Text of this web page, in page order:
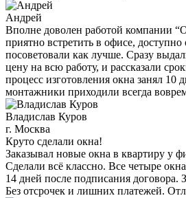
Андрей
Вполне доволен работой компании
приятно встретить в офисе, доступно
посоветовали как лучше. Сразу
цену на всю работу, и рассказали
процесс изготовления окна занял 10
монтажники приходили всегда
Владислав Куров
г. Москва
Круто сделали окна!
Заказывал новые окна в квартиру у
Сделали всё классно. Все четыре
14 дней после подписания договора.
Без отсрочек и лишних платежей.